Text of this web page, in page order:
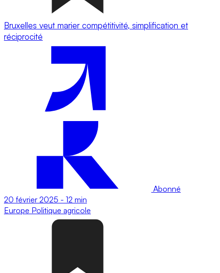
Bruxelles veut marier compétitivité, simplification et
réciprocité
Abonné
20 février 2025 - 12 min
Europe Politique agricole